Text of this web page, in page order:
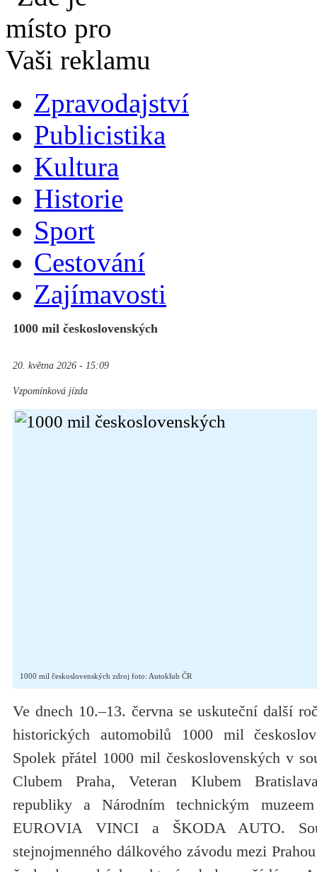
Zpravodajství
Publicistika
Kultura
Historie
Sport
Cestování
Zajímavosti
1000 mil československých
20. května 2026 - 15:09
Vzpomínková jízda
1000 mil československých zdroj foto: Autoklub ČR
Ve dnech 10.–13. června se uskuteční další
historických automobilů 1000 mil
Spolek přátel 1000 mil československých v
Clubem Praha, Veteran Klubem
republiky a Národním technickým
EUROVIA VINCI a ŠKODA AUTO.
stejnojmenného dálkového závodu mezi